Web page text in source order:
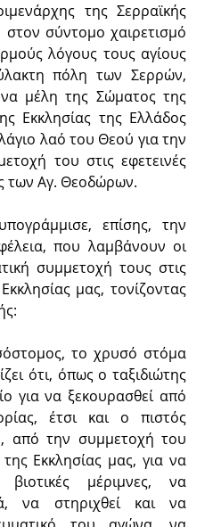
της Σερραϊκής
στον σύντομο χαιρετισμό
λόγους τους αγίους
πόλη των Σερρών,
μέλη της Σώματος της
Εκκλησίας της Ελλάδος
λαό του Θεού για την
του στις εφετεινές
των Αγ. Θεοδώρων.
επίσης, την
που λαμβάνουν οι
συμμετοχή τους στις
μας, τονίζοντας
το χρυσό στόμα
ότι, όπως ο ταξιδιώτης
για να ξεκουρασθεί από
έτσι και ο πιστός
από την συμμετοχή του
Εκκλησίας μας, για να
μέριμνες, να
να στηριχθεί και να